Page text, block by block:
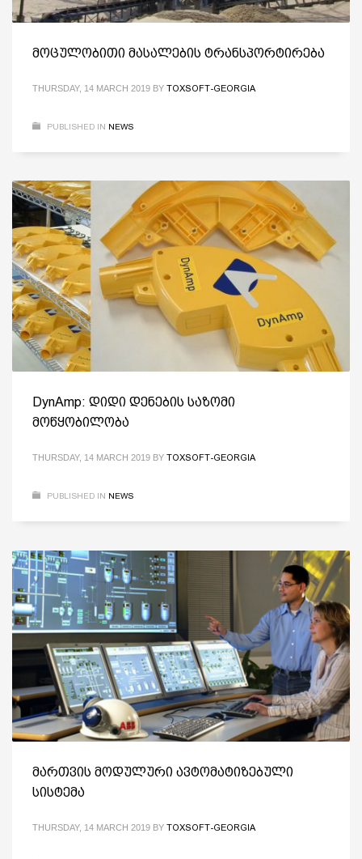
მოცულობითი მასალების ტრანსპორტირება
THURSDAY, 14 MARCH 2019 BY TOXSOFT-GEORGIA
PUBLISHED IN NEWS
DynAmp: დიდი დენების საზომი
მოწყობილობა
THURSDAY, 14 MARCH 2019 BY TOXSOFT-GEORGIA
PUBLISHED IN NEWS
მართვის მოდულური ავტომატიზებული
სისტემა
THURSDAY, 14 MARCH 2019 BY TOXSOFT-GEORGIA